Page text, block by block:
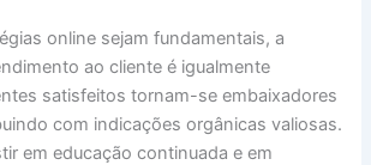
online sejam fundamentais, a
ao cliente é igualmente
satisfeitos tornam-se embaixadores
com indicações orgânicas valiosas.
em educação continuada e em